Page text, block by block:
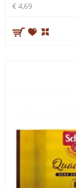
€ 4,69